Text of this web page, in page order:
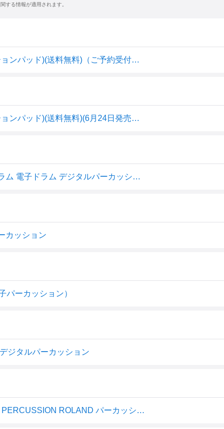
する情報が適用されます。
Roland SPD::ONE Series SPD-1P Percussion (パーカッションパッド)(送料無料)（ご予約受付中）【ONLINE STORE】
Roland SPD::ONE Series SPD-1P Percussion (パーカッションパッド)(送料無料)(6月24日発売・ご予約受付中)
Roland ローランド SPD::ONE PERCUSSION SPD-1P ドラム 電子ドラム デジタルパーカッション ハイブリッド【SPD-1P】
カッション
パーカッション）
ジタルパーカッション
電子パーカッションパッド ローランド SPD-1P SPD ONE PERCUSSION ROLAND パーカッション 電子